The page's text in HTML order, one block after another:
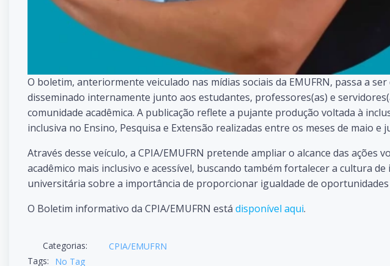
O boletim, anteriormente veiculado nas mídias sociais da EMUFRN, passa a
disseminado internamente junto aos estudantes, professores(as) e
comunidade acadêmica. A publicação reflete a pujante produção voltada à
inclusiva no Ensino, Pesquisa e Extensão realizadas entre os meses de maio e
Através desse veículo, a CPIA/EMUFRN pretende ampliar o alcance das ações
acadêmico mais inclusivo e acessível, buscando também fortalecer a cultura
universitária sobre a importância de proporcionar igualdade de oportunidades
O Boletim informativo da CPIA/EMUFRN está disponível aqui.
Categorias:
CPIA/EMUFRN
Tags:
No Tag